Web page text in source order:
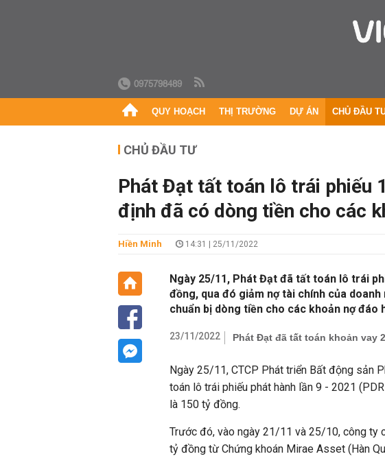
0975798489
QUY HOẠCH THỊ TRƯỜNG DỰ ÁN CHỦ ĐẦU
CHỦ ĐẦU TƯ
Phát Đạt tất toán lô trái phiếu
định đã có dòng tiền cho các
Hiền Minh 14:31 | 25/11/2022
Ngày 25/11, Phát Đạt đã tất toán lô trái
đồng, qua đó giảm nợ tài chính của
chuẩn bị dòng tiền cho các khoản nợ đáo
23/11/2022 Phát Đạt đã tất toán khoản vay
Ngày 25/11, CTCP Phát triển Bất động sản
toán lô trái phiếu phát hành lần 9 - 2021
là 150 tỷ đồng.
Trước đó, vào ngày 21/11 và 25/10, công ty
tỷ đồng từ Chứng khoán Mirae Asset (Hàn